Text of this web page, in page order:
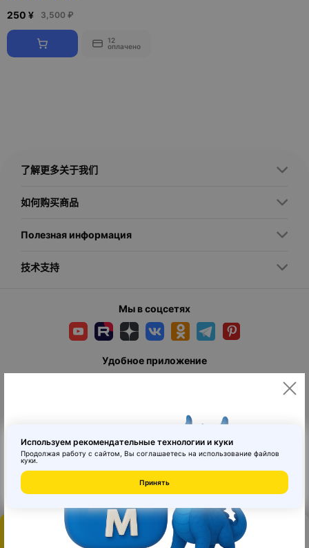
Каталог
Главная 登陆 订单
250 ¥ 3,500 ₽
12
оплачено
了解更多关于我们
如何购买商品
Полезная информация
技术支持
Мы в соцсетях
© 2026 MAI HE MAI. Маркетплейс дизайнерских товаров со всего
Китая по ценам заводов. Все права защищены.
Удобное приложение
Используем рекомендательные технологии и куки
Продолжая работу с сайтом, Вы соглашаетесь на использование файлов
куки.
Принять